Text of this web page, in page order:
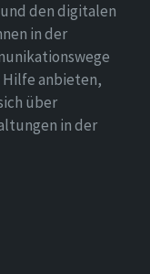
und den digitalen
in der
Hilfe anbieten,
über
in der